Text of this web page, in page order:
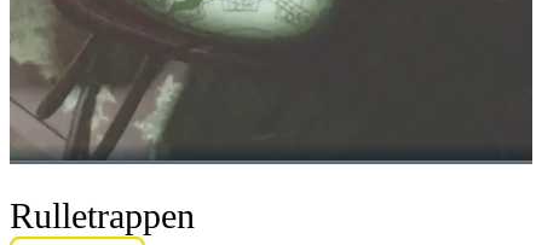
Rulletrappen